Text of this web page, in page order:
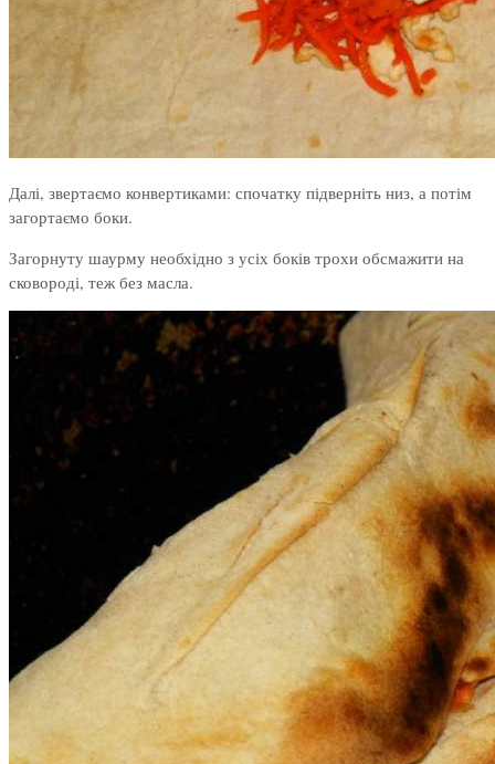
Далі, звертаємо конвертиками: спочатку підверніть низ, а потім
загортаємо боки.
Загорнуту шаурму необхідно з усіх боків трохи обсмажити на
сковороді, теж без масла.